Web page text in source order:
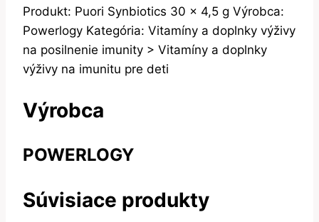
Produkt: Puori Synbiotics 30 x 4,5 g Výrobca:
Powerlogy Kategória: Vitamíny a doplnky výživy
na posilnenie imunity > Vitamíny a doplnky
výživy na imunitu pre deti
Výrobca
POWERLOGY
Súvisiace produkty